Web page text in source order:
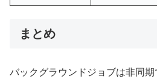
まとめ
バックグラウンドジョブは非同